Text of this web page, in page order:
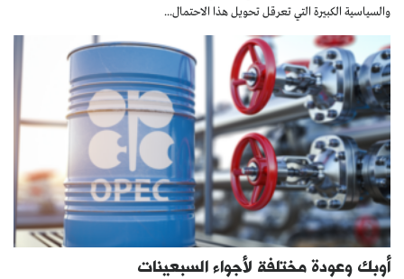
والسياسية الكبيرة التي تعرقل تحويل هذا الاحتمال...
أوبك وعودة مختلفة لأجواء السبعينات